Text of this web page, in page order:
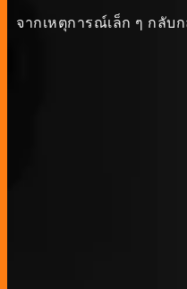
จากเหตุการณ์เล็ก ๆ กลับ